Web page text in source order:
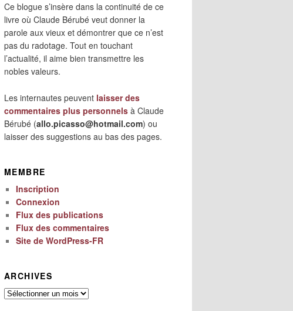
Ce blogue s’insère dans la continuité de ce
livre où Claude Bérubé veut donner la
parole aux vieux et démontrer que ce n’est
pas du radotage. Tout en touchant
l’actualité, il aime bien transmettre les
nobles valeurs.
Les internautes peuvent laisser des
commentaires plus personnels à Claude
Bérubé (allo.picasso@hotmail.com) ou
laisser des suggestions au bas des pages.
MEMBRE
Inscription
Connexion
Flux des publications
Flux des commentaires
Site de WordPress-FR
ARCHIVES
Archives